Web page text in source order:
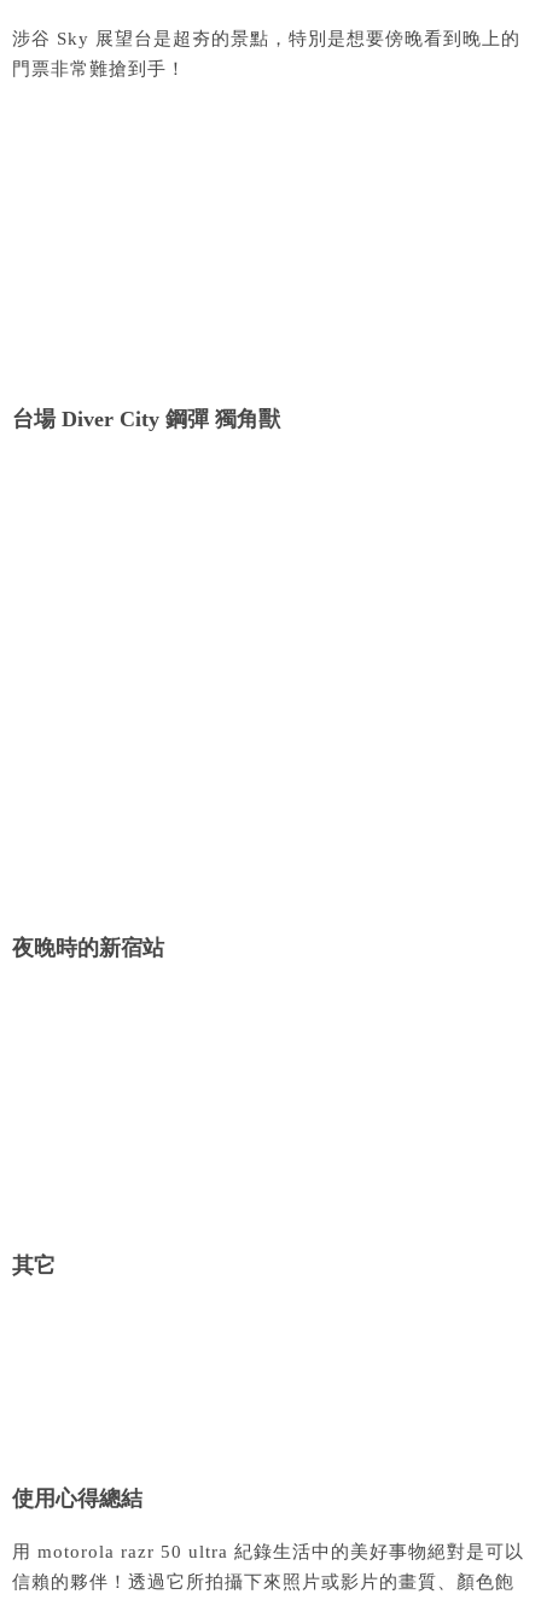
涉谷 Sky 展望台是超夯的景點，特別是想要傍晚看到晚上的
門票非常難搶到手！
台場 Diver City 鋼彈 獨角獸
夜晚時的新宿站
其它
使用心得總結
用 motorola razr 50 ultra 紀錄生活中的美好事物絕對是可以
信賴的夥伴！透過它所拍攝下來照片或影片的畫質、顏色飽